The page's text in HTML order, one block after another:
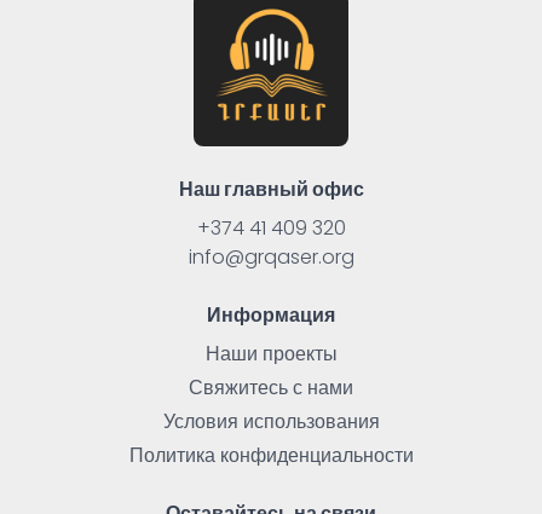
Наш главный офис
+374 41 409 320
info@grqaser.org
Информация
Наши проекты
Свяжитесь с нами
Условия использования
Политика конфиденциальности